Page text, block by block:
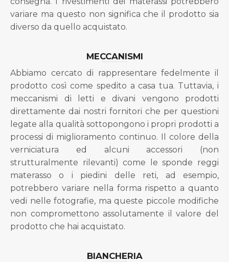
variare ma questo non significa che il prodotto sia
diverso da quello acquistato.
MECCANISMI
Abbiamo cercato di rappresentare fedelmente il
prodotto così come spedito a casa tua. Tuttavia, i
meccanismi di letti e divani vengono prodotti
direttamente dai nostri fornitori che per questioni
legate alla qualità sottopongono i propri prodotti a
processi di miglioramento continuo. Il colore della
verniciatura ed alcuni accessori (non
strutturalmente rilevanti) come le sponde reggi
materasso o i piedini delle reti, ad esempio,
potrebbero variare nella forma rispetto a quanto
vedi nelle fotografie, ma queste piccole modifiche
non compromettono assolutamente il valore del
prodotto che hai acquistato.
BIANCHERIA